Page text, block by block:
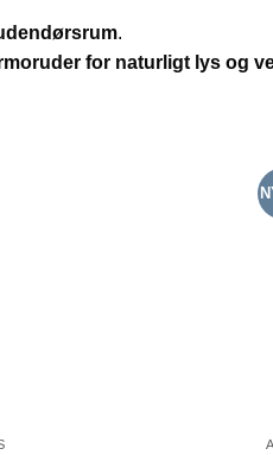
.
for naturligt lys og